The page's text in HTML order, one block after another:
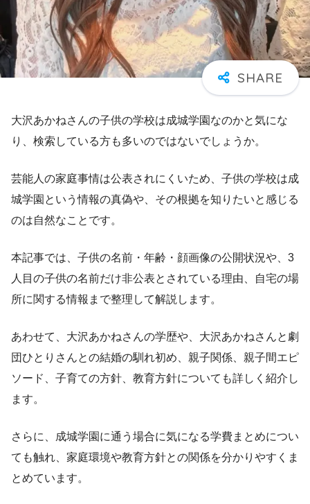
大沢あかねさんの子供の学校は成城学園なのかと気にな
り、検索している方も多いのではないでしょうか。
芸能人の家庭事情は公表されにくいため、子供の学校は成
城学園という情報の真偽や、その根拠を知りたいと感じる
のは自然なことです。
本記事では、子供の名前・年齢・顔画像の公開状況や、3
人目の子供の名前だけ非公表とされている理由、自宅の場
所に関する情報まで整理して解説します。
あわせて、大沢あかねさんの学歴や、大沢あかねさんと劇
団ひとりさんとの結婚の馴れ初め、親子関係、親子間エピ
ソード、子育ての方針、教育方針についても詳しく紹介し
ます。
さらに、成城学園に通う場合に気になる学費まとめについ
ても触れ、家庭環境や教育方針との関係を分かりやすくま
とめています。